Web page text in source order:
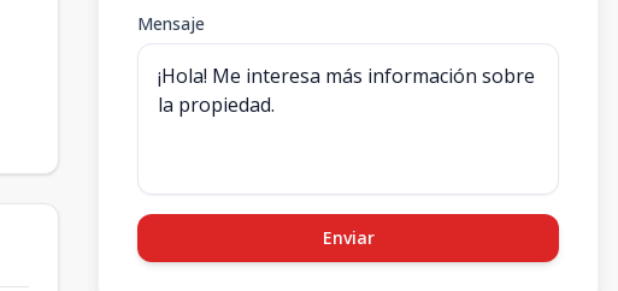
Mensaje
Enviar